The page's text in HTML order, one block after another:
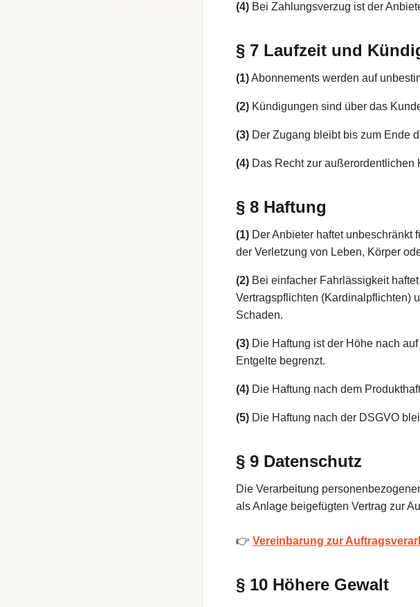
(4) Bei Zahlungsverzug ist der
§ 7 Laufzeit und
(1)Abonnements werden auf
(2) Kündigungen sind über das
(3) Der Zugang bleibt bis zum Ende
(4) Das Recht zur außerordentlichen
§ 8 Haftung
(1) Der Anbieter haftet unbeschränkt
der Verletzung von Leben, Körper
(2) Bei einfacher Fahrlässigkeit
Vertragspflichten (Kardinalpflichten)
Schaden.
(3) Die Haftung ist der Höhe nach
Entgelte begrenzt.
(4) Die Haftung nach dem
(5) Die Haftung nach der DSGVO
§ 9 Datenschutz
Die Verarbeitung
als Anlage beigefügten Vertrag zur
👉 Vereinbarung zur
§ 10 Höhere Gewalt